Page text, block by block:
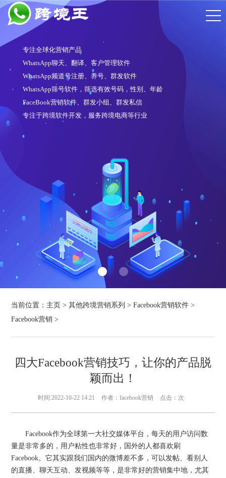
专注全球化营销产品
WhatsApp聊天、翻译、客户管理软件
WhatsApp频道号注册、养号、群发软件
WhatsApp筛号软件，筛选有效号码，性别、年龄
FaceBook营销软件、群发小组、群发私信
专注于跨境软件开发，服务跨境电商等行业
当前位置： 主页 >其他跨境营销系列 >Facebook营销软件 >
Facebook营销 >
四大Facebook营销技巧，让你的产品脱
颖而出！
时间:2022-10-22 14:21 作者：facebook营销 点击： 次
Facebook作为全球第一大社交媒体平台，每天的用户访问数
量是非常多的，用户粘性也非常好，国外的人都喜欢刷
Facebook。它其实跟我们国内的微博差不多，可以发帖、看别人
的直播、聊天互动、发视频等等，是非常好的营销集中地，尤其